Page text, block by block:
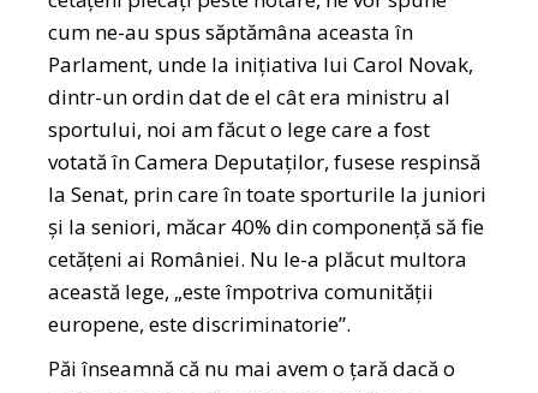
cum ne-au spus săptămâna aceasta în
Parlament, unde la inițiativa lui Carol Novak,
dintr-un ordin dat de el cât era ministru al
sportului, noi am făcut o lege care a fost
votată în Camera Deputaților, fusese respinsă
la Senat, prin care în toate sporturile la juniori
și la seniori, măcar 40% din componență să fie
cetățeni ai României. Nu le-a plăcut multora
această lege, „este împotriva comunității
europene, este discriminatorie”.
Păi înseamnă că nu mai avem o țară dacă o